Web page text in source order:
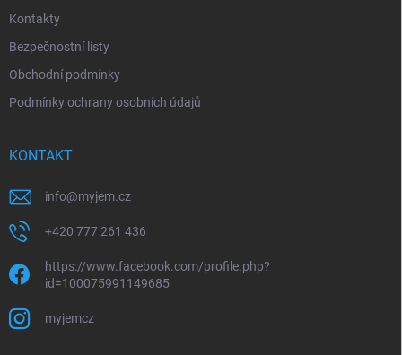
Kontakty
Bezpečnostní listy
Obchodní podmínky
Podmínky ochrany osobních údajů
KONTAKT
info@myjem.cz
+420 777 261 436
https://www.facebook.com/profile.php?
id=100075991149685
myjemcz